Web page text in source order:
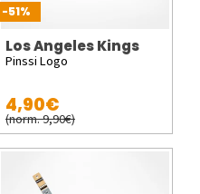
-51%
Los Angeles Kings
Pinssi Logo
4,90€
(norm. 9,90€)